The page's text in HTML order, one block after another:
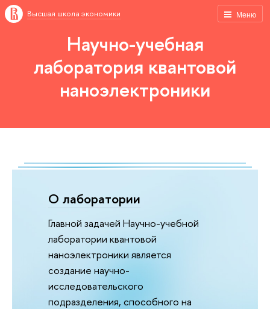
Меню
Высшая школа экономики
Научно-учебная
лаборатория квантовой
наноэлектроники
О лаборатории
Главной задачей Научно-учебной
лаборатории квантовой
наноэлектроники является
создание научно-
исследовательского
подразделения, способного на